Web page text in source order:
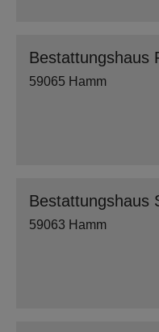
Bestattungshaus
59065 Hamm
Bestattungshaus
59063 Hamm